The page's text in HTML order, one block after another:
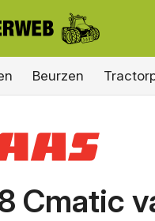
Beurzen
Cmatic